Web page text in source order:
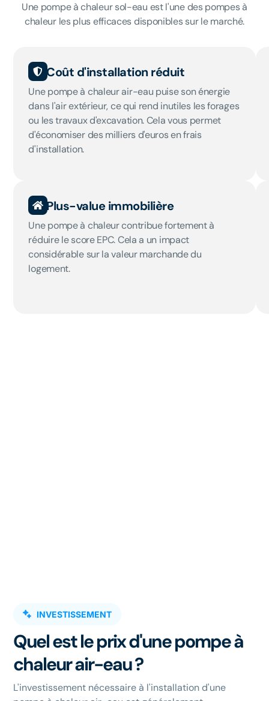
Une pompe à chaleur sol-eau est l'une des pompes à
chaleur les plus efficaces disponibles sur le marché.
Coût d'installation réduit
Une pompe à chaleur air-eau puise son énergie
dans l'air extérieur, ce qui rend inutiles les forages
ou les travaux d'excavation. Cela vous permet
d'économiser des milliers d'euros en frais
d'installation.
Plus-value immobilière
Une pompe à chaleur contribue fortement à
réduire le score EPC. Cela a un impact
considérable sur la valeur marchande du
logement.
INVESTISSEMENT
Quel est le prix d'une pompe à
chaleur air-eau ?
L'investissement nécessaire à l'installation d'une